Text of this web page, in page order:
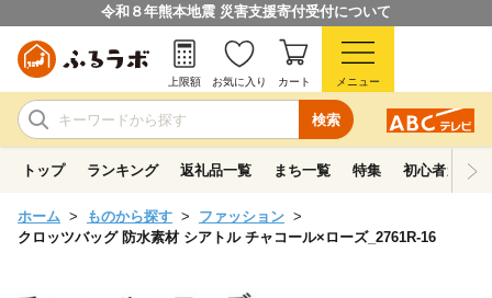
令和８年熊本地震 災害支援寄付受付について
検索
上限額 お気に入り カート メニュー
トップ ランキング 返礼品一覧 まち一覧 特集 初心者ガイド
ホーム ものから探す
ファッション
クロッツバッグ 防水素材 シアトル チャコール×ローズ_2761R-16